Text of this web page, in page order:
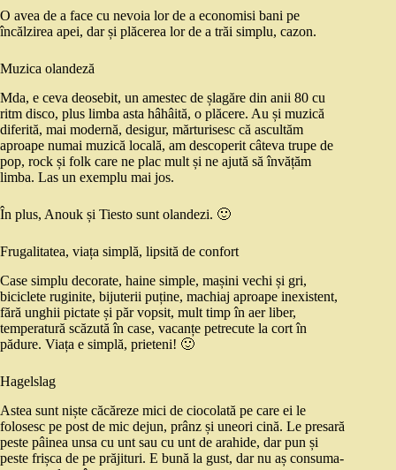
O avea de a face cu nevoia lor de a economisi bani pe
încălzirea apei, dar și plăcerea lor de a trăi simplu, cazon.
Muzica olandeză
Mda, e ceva deosebit, un amestec de șlagăre din anii 80 cu
ritm disco, plus limba asta hâhâită, o plăcere. Au și muzică
diferită, mai modernă, desigur, mărturisesc că ascultăm
aproape numai muzică locală, am descoperit câteva trupe de
pop, rock și folk care ne plac mult și ne ajută să învățăm
limba. Las un exemplu mai jos.
În plus, Anouk și Tiesto sunt olandezi. 🙂
Frugalitatea, viața simplă, lipsită de confort
Case simplu decorate, haine simple, mașini vechi și gri,
biciclete ruginite, bijuterii puține, machiaj aproape inexistent,
fără unghii pictate și păr vopsit, mult timp în aer liber,
temperatură scăzută în case, vacanțe petrecute la cort în
pădure. Viața e simplă, prieteni! 🙂
Hagelslag
Astea sunt niște căcăreze mici de ciocolată pe care ei le
folosesc pe post de mic dejun, prânz și uneori cină. Le presară
peste pâinea unsa cu unt sau cu unt de arahide, dar pun și
peste frișca de pe prăjituri. E bună la gust, dar nu aș consuma-